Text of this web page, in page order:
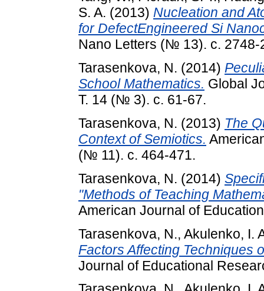
S. A. (2013) Nucleation and
for DefectEngineered Si
Nano Letters (№ 13). с. 2748-
Tarasenkova, N. (2014)
School Mathematics. Global
Т. 14 (№ 3). с. 61-67.
Tarasenkova, N. (2013) The
Context of Semiotics.
(№ 11). с. 464-471.
Tarasenkova, N. (2014)
"Methods of Teaching
American Journal of
Tarasenkova, N., Akulenko, I.
Factors Affecting Techniques
Journal of Educational